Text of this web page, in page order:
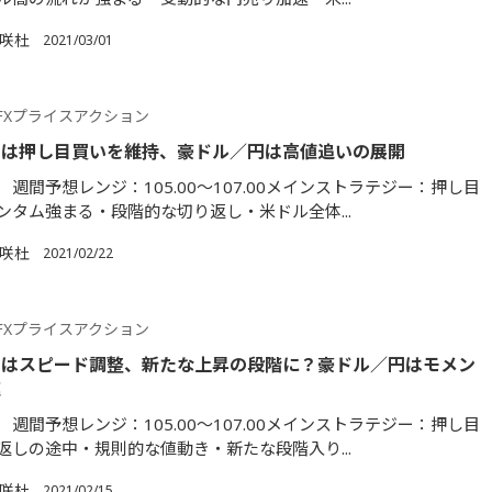
杜 2021/03/01
プライスアクション
押し目買いを維持、豪ドル／円は高値追いの展開
間予想レンジ：105.00～107.00メインストラテジー：押し目
タム強まる・段階的な切り返し・米ドル全体...
杜 2021/02/22
プライスアクション
スピード調整、新たな上昇の段階に？豪ドル／円はモメン
間予想レンジ：105.00～107.00メインストラテジー：押し目
しの途中・規則的な値動き・新たな段階入り...